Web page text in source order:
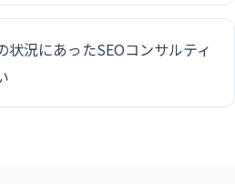
状況にあったSEOコンサルティ